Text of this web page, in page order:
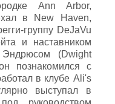
Ann Arbor,
в New Haven,
группу DeJaVu
и наставником
(Dwight
познакомился с
в клубе Ali's
выступал в